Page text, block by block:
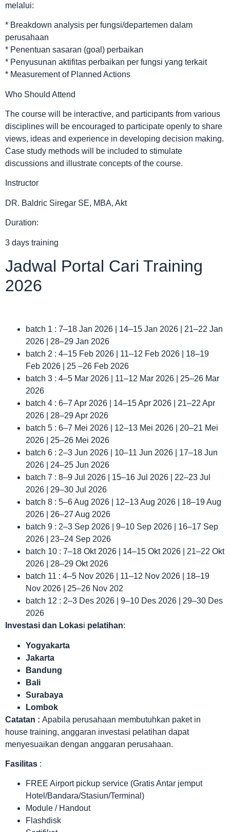
melalui:
* Breakdown analysis per fungsi/departemen dalam
perusahaan
* Penentuan sasaran (goal) perbaikan
* Penyusunan aktifitas perbaikan per fungsi yang terkait
* Measurement of Planned Actions
Who Should Attend
The course will be interactive, and participants from various
disciplines will be encouraged to participate openly to share
views, ideas and experience in developing decision making.
Case study methods will be included to stimulate
discussions and illustrate concepts of the course.
Instructor
DR. Baldric Siregar SE, MBA, Akt
Duration:
3 days training
Jadwal Portal Cari Training
2026
batch 1 : 7–18 Jan 2026 | 14–15 Jan 2026 | 21–22 Jan
2026 | 28–29 Jan 2026
batch 2 : 4–15 Feb 2026 | 11–12 Feb 2026 | 18–19
Feb 2026 | 25 –26 Feb 2026
batch 3 : 4–5 Mar 2026 | 11–12 Mar 2026 | 25–26 Mar
2026
batch 4 : 6–7 Apr 2026 | 14–15 Apr 2026 | 21–22 Apr
2026 | 28–29 Apr 2026
batch 5 : 6–7 Mei 2026 | 12–13 Mei 2026 | 20–21 Mei
2026 | 25–26 Mei 2026
batch 6 : 2–3 Jun 2026 | 10–11 Jun 2026 | 17–18 Jun
2026 | 24–25 Jun 2026
batch 7 : 8–9 Jul 2026 | 15–16 Jul 2026 | 22–23 Jul
2026 | 29–30 Jul 2026
batch 8 : 5–6 Aug 2026 | 12–13 Aug 2026 | 18–19 Aug
2026 | 26–27 Aug 2026
batch 9 : 2–3 Sep 2026 | 9–10 Sep 2026 | 16–17 Sep
2026 | 23–24 Sep 2026
batch 10 : 7–18 Okt 2026 | 14–15 Okt 2026 | 21–22 Okt
2026 | 28–29 Okt 2026
batch 11 : 4–5 Nov 2026 | 11–12 Nov 2026 | 18–19
Nov 2026 | 25–26 Nov 202
batch 12 : 2–3 Des 2026 | 9–10 Des 2026 | 29–30 Des
2026
Investasi dan Lokasi pelatihan:
Yogyakarta
Jakarta
Bandung
Bali
Surabaya
Lombok
Catatan : Apabila perusahaan membutuhkan paket in
house training, anggaran investasi pelatihan dapat
menyesuaikan dengan anggaran perusahaan.
Fasilitas :
FREE Airport pickup service (Gratis Antar jemput
Hotel/Bandara/Stasiun/Terminal)
Module / Handout
Flashdisk